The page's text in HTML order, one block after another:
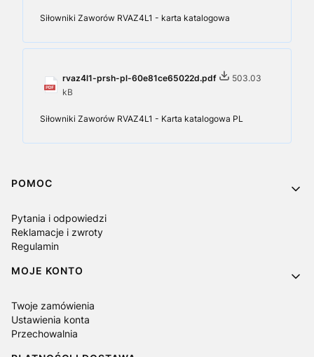
Siłowniki Zaworów RVAZ4L1 - karta katalogowa
rvaz4l1-prsh-pl-60e81ce65022d.pdf
503.03
kB
Siłowniki Zaworów RVAZ4L1 - Karta katalogowa PL
Linki w stopce
POMOC
Pytania i odpowiedzi
Reklamacje i zwroty
Regulamin
MOJE KONTO
Twoje zamówienia
Ustawienia konta
Przechowalnia